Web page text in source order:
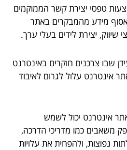
טפסי יצירת קשר הממוקמים
מידע מהמבקרים באתר
יצירת לידים בעלי ערך.
שבו צרכנים חוקרים באינטרנט
אינטרנט עלול לגרום לאיבוד
אינטרנט יכול לשמש
משאבים כמו מדריכי הדרכה,
נפוצות, ולהפחית את עלויות